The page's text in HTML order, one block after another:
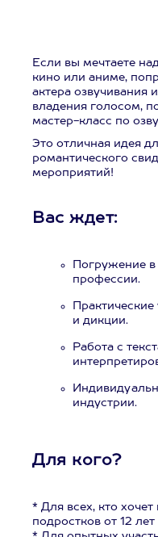
Если вы мечтаете
кино или аниме,
актера озвучивания
владения голосом,
мастер-класс по
Это отличная идея
романтического
мероприятий!
Вас ждет:
Погружение в
профессии.
и дикции.
Работа с
индустрии.
Для кого?
* Для всех, кто
подростков от 12